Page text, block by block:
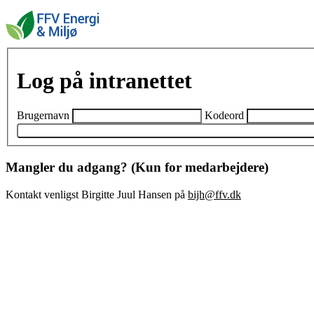
Log på intranettet
Brugernavn Kodeord
Mangler du adgang? (Kun for medarbejdere)
Kontakt venligst Birgitte Juul Hansen på bijh@ffv.dk